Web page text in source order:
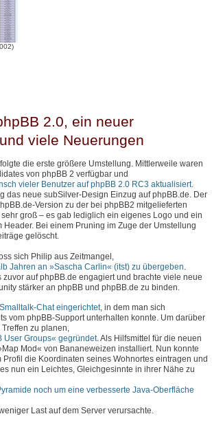
2.0, ein neuer
viele Neuerungen
die erste größere Umstellung. Mittlerweile waren
von phpBB 2 verfügbar und
vieler Benutzer auf phpBB 2.0 RC3 aktualisiert.
das neue subSilver-Design Einzug auf phpBB.de. Der
Version zu der bei phpBB2 mitgelieferten
groß – es gab lediglich ein eigenes Logo und ein
Header. Bei einem Pruning im Zuge der Umstellung
gelöscht.
sich Philip aus Zeitmangel,
Jahren an »Sascha Carlin« (itst) zu übergeben
zuvor auf phpBB.de engagiert und brachte viele neue
stärker an phpBB und phpBB.de zu binden.
Chat eingerichtet, in dem man sich
vom phpBB-Support unterhalten konnte. Um darüber
zu planen,
User Groups« gegründet. Als Hilfsmittel für die neuen
Mod« von Bananeweizen installiert. Nun konnte
die Koordinaten seines Wohnortes eintragen und
nun ein Leichtes, Gleichgesinnte in ihrer Nähe zu
noch um eine verbesserte Java-Oberfläche
Last auf dem Server verursachte.